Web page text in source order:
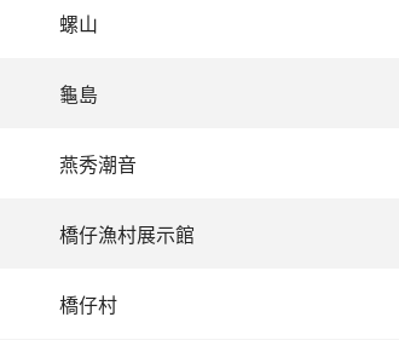
螺山
龜島
燕秀潮音
橋仔漁村展示館
橋仔村